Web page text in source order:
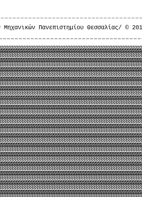
Μηχανικών Πανεπιστημίου Θεσσαλίας/ ©